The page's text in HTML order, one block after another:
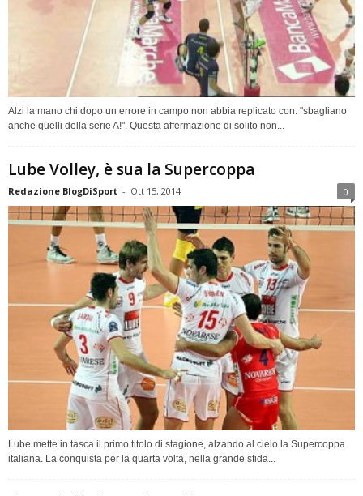
Alzi la mano chi dopo un errore in campo non abbia replicato con: "sbagliano
anche quelli della serie A!". Questa affermazione di solito non...
Lube Volley, è sua la Supercoppa
Redazione BlogDiSport - Ott 15, 2014 0
Lube mette in tasca il primo titolo di stagione, alzando al cielo la Supercoppa
italiana. La conquista per la quarta volta, nella grande sfida...